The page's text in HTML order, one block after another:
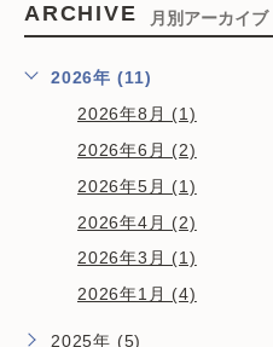
ARCHIVE 月別アーカイブ
2026年 (11)
2026年8月 (1)
2026年6月 (2)
2026年5月 (1)
2026年4月 (2)
2026年3月 (1)
2026年1月 (4)
2025年 (5)